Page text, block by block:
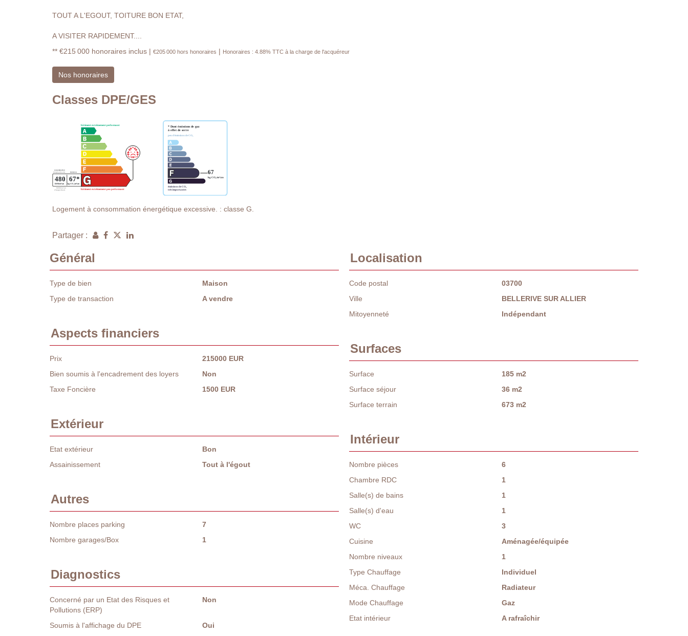
TOUT A L'EGOUT, TOITURE BON ETAT,
A VISITER RAPIDEMENT....
** €215 000 honoraires inclus | €205 000 hors honoraires | Honoraires : 4.88% TTC à la charge de l'acquéreur
Nos honoraires
Classes DPE/GES
Logement à consommation énergétique excessive. : classe G.
Partager :
Général
Type de bien
Maison
Type de transaction
A vendre
Localisation
Code postal
03700
Ville
BELLERIVE SUR ALLIER
Mitoyenneté
Indépendant
Aspects financiers
Prix
215000 EUR
Bien soumis à l'encadrement des loyers
Non
Taxe Foncière
1500 EUR
Surfaces
Surface
185 m2
Surface séjour
36 m2
Surface terrain
673 m2
Extérieur
Etat extérieur
Bon
Assainissement
Tout à l'égout
Intérieur
Nombre pièces
6
Chambre RDC
1
Salle(s) de bains
1
Salle(s) d'eau
1
WC
3
Cuisine
Aménagée/équipée
Nombre niveaux
1
Type Chauffage
Individuel
Méca. Chauffage
Radiateur
Mode Chauffage
Gaz
Etat intérieur
A rafraîchir
Autres
Nombre places parking
7
Nombre garages/Box
1
Diagnostics
Concerné par un Etat des Risques et
Pollutions (ERP)
Non
Soumis à l'affichage du DPE Oui